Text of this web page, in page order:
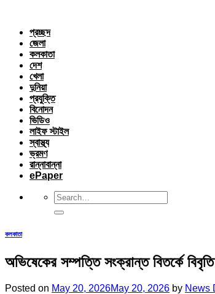
প্রচ্ছদ
জেলা
কলকাতা
দেশ
খেলা
দুনিয়া
প্রযুক্তি
বিনোদন
ভিডিও
লাইফ স্টাইল
স্বাস্থ্য
ভ্রমণ
রান্নাবান্না
ePaper
কলকাতা
অভিষেকের সম্পত্তি সংক্রান্ত বিতর্কে
Posted on May 20, 2026May 20, 2026 by News